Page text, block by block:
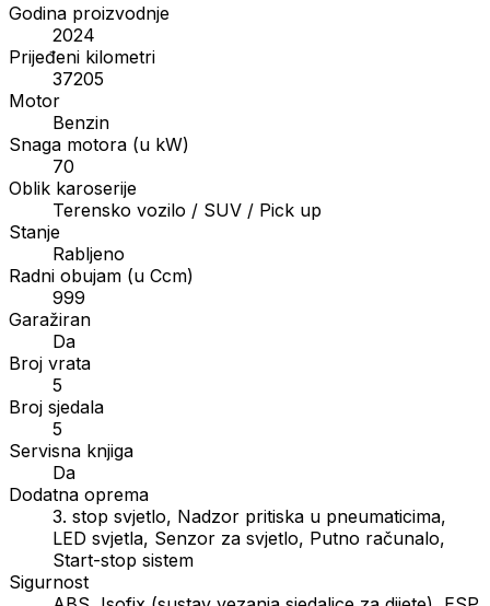
Godina proizvodnje
2024
Prijeđeni kilometri
37205
Motor
Benzin
Snaga motora (u kW)
70
Oblik karoserije
Terensko vozilo / SUV / Pick up
Stanje
Rabljeno
Radni obujam (u Ccm)
999
Garažiran
Da
Broj vrata
5
Broj sjedala
5
Servisna knjiga
Da
Dodatna oprema
3. stop svjetlo, Nadzor pritiska u pneumaticima,
LED svjetla, Senzor za svjetlo, Putno računalo,
Start-stop sistem
Sigurnost